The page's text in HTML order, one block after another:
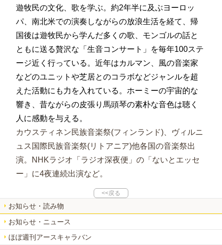
遊牧民の文化、歌を学ぶ。約2年半に及ぶヨーロッ
パ、南北米での演奏しながらの放浪生活を経て、帰
国後は遊牧民から学んだ多くの歌、モンゴルの話と
ともに送る贅沢な「生音コンサート」を毎年100ステ
ージ近く行っている。近年はカルマン、風の音楽家
などのユニットや芝居とのコラボなどジャンルを超
えた活動にも力を入れている。ホーミーの宇宙的な
響き、昔ながらの皮張り馬頭琴の素朴な音色は聴く
人に感動を与える。
カウスティネン民族音楽祭(フィンランド)、ヴィルニ
ュス国際民族音楽祭(リトアニア)他各国の音楽祭出
演。NHKラジオ「ラジオ深夜便」の「ないとエッセ
ー」に4夜連続出演など。
<<戻る
お知らせ・読み物
お知らせ・ニュース
ほぼ週刊アースキャラバン